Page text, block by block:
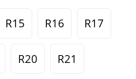
R15 R16 R17
R20 R21